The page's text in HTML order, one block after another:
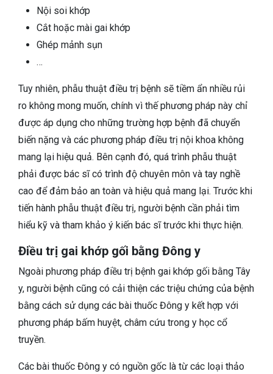
Nội soi khớp
Cắt hoặc mài gai khớp
Ghép mảnh sụn
…
Tuy nhiên, phẫu thuật điều trị bệnh sẽ tiềm ẩn nhiều rủi
ro không mong muốn, chính vì thế phương pháp này chỉ
được áp dụng cho những trường hợp bệnh đã chuyển
biến nặng và các phương pháp điều trị nội khoa không
mang lại hiệu quả. Bên cạnh đó, quá trình phẫu thuật
phải được bác sĩ có trình độ chuyên môn và tay nghề
cao để đảm bảo an toàn và hiệu quả mang lại. Trước khi
tiến hành phẫu thuật điều trị, người bệnh cần phải tìm
hiểu kỹ và tham khảo ý kiến bác sĩ trước khi thực hiện.
Điều trị gai khớp gối bằng Đông y
Ngoài phương pháp điều trị bệnh gai khớp gối bằng Tây
y, người bệnh cũng có cải thiện các triệu chứng của bệnh
bằng cách sử dụng các bài thuốc Đông y kết hợp với
phương pháp bấm huyệt, châm cứu trong y học cổ
truyền.
Các bài thuốc Đông y có nguồn gốc là từ các loại thảo